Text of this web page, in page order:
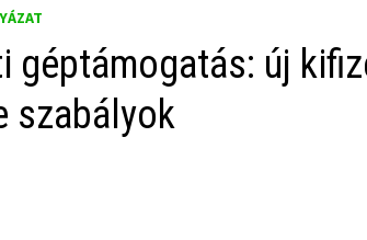
géptámogatás: új
szabályok